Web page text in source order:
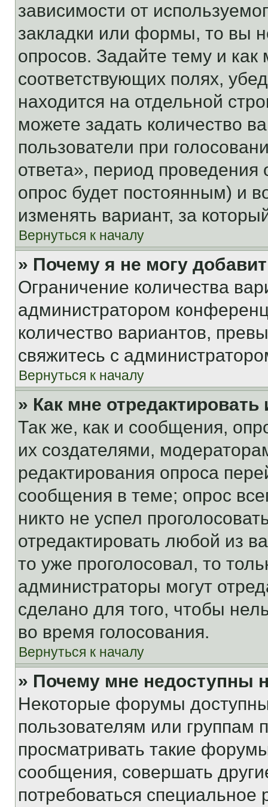
зависимости от
закладки или формы, то вы
опросов. Задайте тему и
соответствующих полях,
находится на отдельной
можете задать количество
пользователи при
ответа», период проведения
опрос будет постоянным) и
изменять вариант, за
Вернуться к началу
» Почему я не могу
Ограничение количества
администратором
количество вариантов,
свяжитесь с
Вернуться к началу
» Как мне
Так же, как и сообщения,
их создателями,
редактирования опроса
сообщения в теме; опрос
никто не успел
отредактировать любой из
то уже проголосовал, то
администраторы могут
сделано для того, чтобы
во время голосования.
Вернуться к началу
» Почему мне недоступны
Некоторые форумы
пользователям или группам
просматривать такие
сообщения, совершать
потребоваться